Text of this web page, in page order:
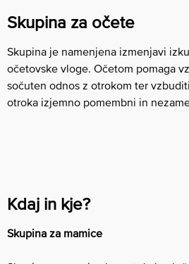
Skupina za očete
Skupina je namenjena izmenjavi
očetovske vloge. Očetom pomaga
sočuten odnos z otrokom ter
otroka izjemno pomembni in
Kdaj in kje?
Skupina za mamice